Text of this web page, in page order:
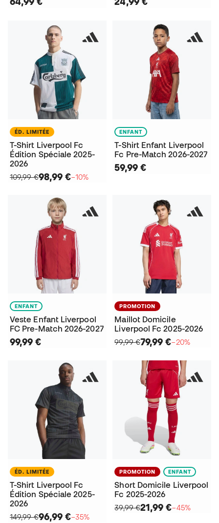
ÉD. LIMITÉE
T-Shirt Liverpool Fc
Édition Spéciale 2025-
2026
109,99 €98,99 €−10%
ENFANT
T-Shirt Enfant Liverpool
Fc Pre-Match 2026-2027
59,99 €
ENFANT
Veste Enfant Liverpool
FC Pre-Match 2026-2027
99,99 €
PROMOTION
Maillot Domicile
Liverpool Fc 2025-2026
99,99 €79,99 €−20%
ÉD. LIMITÉE
T-Shirt Liverpool Fc
Édition Spéciale 2025-
2026
149,99 €96,99 €−35%
PROMOTION ENFANT
Short Domicile Liverpool
Fc 2025-2026
39,99 €21,99 €−45%